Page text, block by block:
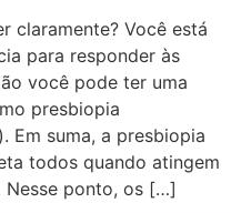
claramente? Você está
para responder às
você pode ter uma
presbiopia
Em suma, a presbiopia
todos quando atingem
Nesse ponto, os […]